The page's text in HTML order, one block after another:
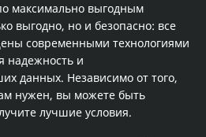
максимально выгодным
выгодно, но и безопасно: все
современными технологиями
надежность и
данных. Независимо от того,
нужен, вы можете быть
лучшие условия.